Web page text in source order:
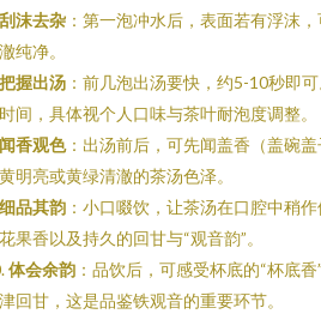
刮沫去杂 ：第一泡冲水后，表面若有浮沫
纯净。
把握出汤 ：前几泡出汤要快，约5-10秒即
间，具体视个人口味与茶叶耐泡度调整。
闻香观色：出汤前后，可先闻盖香（盖碗
明亮或黄绿清澈的茶汤色泽。
细品其韵 ：小口啜饮，让茶汤在口腔中稍
果香以及持久的回甘与“观音韵”。
体会余韵 ：品饮后，可感受杯底的“杯底
回甘，这是品鉴铁观音的重要环节。